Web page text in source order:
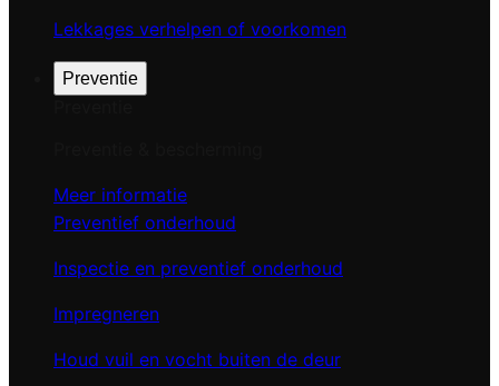
Lekkages verhelpen of voorkomen
Preventie
Meer informatie
Preventief onderhoud
Inspectie en preventief onderhoud
Impregneren
Houd vuil en vocht buiten de deur